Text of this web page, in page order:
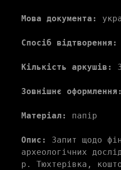
Мова документа:
Спосіб відтворення:
Кількість аркушів:
Зовнішнє оформлення:
Матеріал: папір
Опис:
Запит щодо
археологічних
р. Тюхтерівка,